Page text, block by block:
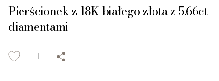
Pierścionek z 18K białego złota z 5.66ct
diamentami